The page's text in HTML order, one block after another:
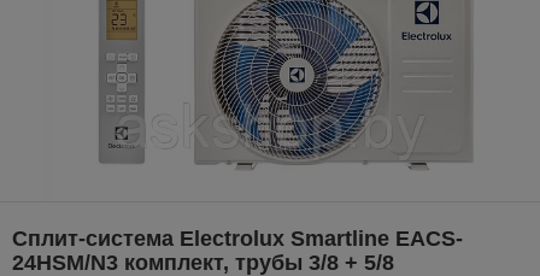
Сплит-система Electrolux Smartline EACS-
24HSM/N3 комплект, трубы 3/8 + 5/8